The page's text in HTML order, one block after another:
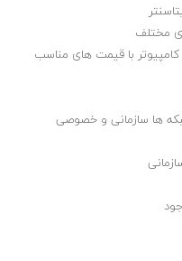
مختلف
با قیمت های مناسب
ها سازمانی و خصوصی